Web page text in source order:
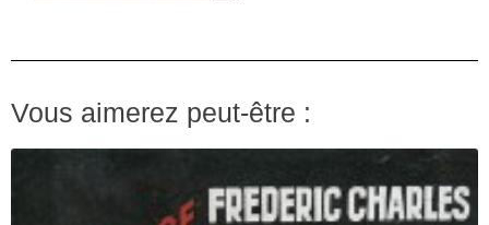
Vous aimerez peut-être :